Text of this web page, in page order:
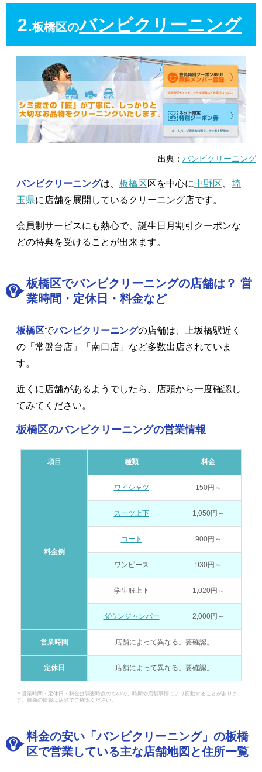
2.板橋区のバンビクリーニング
出典： バンビクリーニング
バンビクリーニングは、 板橋区区を中心に中野区
埼
玉県に店舗を展開しているクリーニング店です。
会員制サービスにも熱心で、誕生日月割引クーポンな
どの特典を受けることが出来ます。
板橋区でバンビクリーニングの店舗は？ 営
業時間・定休日・料金など
板橋区でバンビクリーニングの店舗は、上坂橋駅近く
の「常盤台店」「南口店」など多数出店されていま
す。
近くに店舗があるようでしたら、店頭から一度確認し
てみてください。
板橋区のバンビクリーニングの営業情報
項目 種類 料金
料金例
ワイシャツ 150円～
スーツ上下 1,050円～
コート 900円～
ワンピース 930円～
学生服上下 1,020円～
ダウンジャンパー 2,000円～
営業時間 店舗によって異なる。要確認。
定休日 店舗によって異なる。要確認。
＊営業時間・定休日・料金は調査時点のもので、時期や店舗事情により変動することがありま
す。最新の情報は店頭でご確認ください。
料金の安い「バンビクリーニング」の板橋
区で営業している主な店舗地図と住所一覧